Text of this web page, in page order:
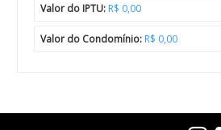
Valor do IPTU: R$ 0,00
Valor do Condomínio: R$ 0,00